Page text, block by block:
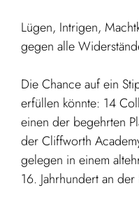
Lügen, Intrigen,
gegen alle
Die Chance auf ein
erfüllen könnte: 14
einen der begehrten
der Cliffworth
gelegen in einem
16. Jahrhundert an